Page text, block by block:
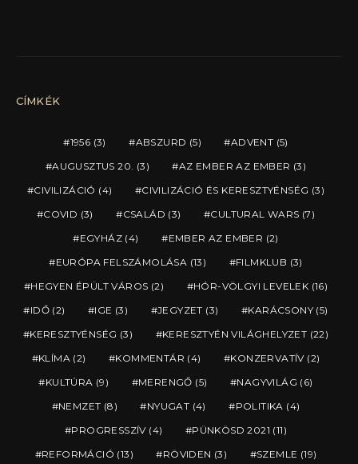
CÍMKÉK
1956 (3) ABSZURD (5) ADVENT (5)
AUGUSZTUS 20. (3) AZ EMBER AZ EMBER (3)
CIVILIZÁCIÓ (4) CIVILIZÁCIÓ ÉS KERESZTYÉNSÉG (3)
COVID (3) CSALÁD (3) CULTURAL WARS (7)
EGYHÁZ (4) EMBER AZ EMBER (2)
EURÓPA FELSZÁMOLÁSA (13) FILMKLUB (3)
HEGYEN ÉPÜLT VÁROS (2) HÓR-VÖLGYI LEVELEK (16)
IDŐ (2) IGE (3) JEGYZET (3) KARÁCSONY(5)
KERESZTYÉNSÉG (3) KERESZTYÉN VILÁGHELYZET (22)
KLÍMA (2) KOMMENTÁR (4) KONZERVATÍV(2)
KULTÚRA (9) MERENGŐ (5) NAGYVILÁG (6)
NEMZET (8) NYUGAT (4) POLITIKA (4)
PROGRESSZÍV(4) PÜNKÖSD 2021 (11)
REFORMÁCIÓ (13) RÖVIDEN (3) SZEMLE (19)